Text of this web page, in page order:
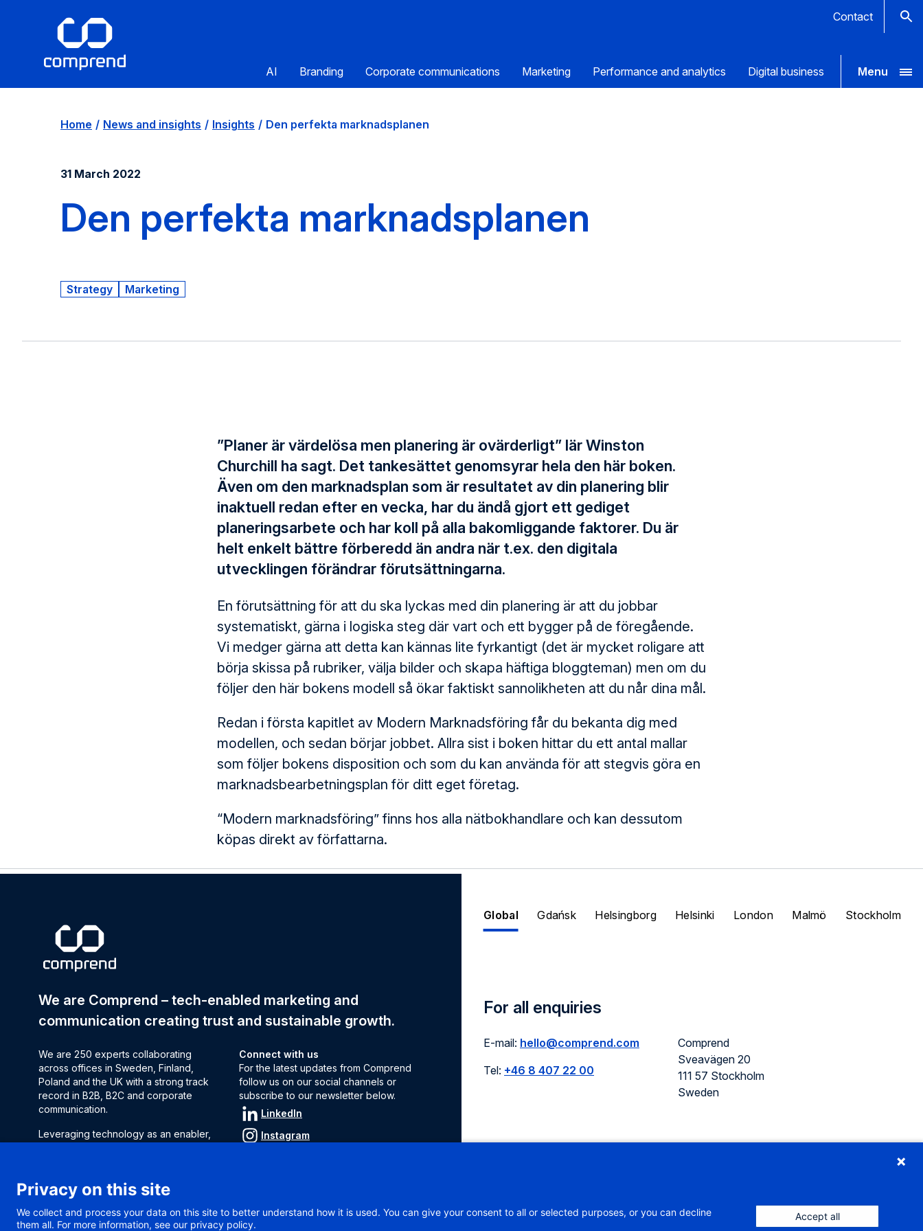
Menu
AI Branding Corporate communications Marketing Performance and analytics Digital business
Contact
Home News and insights Insights Den perfekta marknadsplanen
31 March 2022
Den perfekta marknadsplanen
Strategy Marketing
”Planer är värdelösa men planering är ovärderligt” lär Winston
Churchill ha sagt. Det tankesättet genomsyrar hela den här boken.
Även om den marknadsplan som är resultatet av din planering blir
inaktuell redan efter en vecka, har du ändå gjort ett gediget
planeringsarbete och har koll på alla bakomliggande faktorer. Du är
helt enkelt bättre förberedd än andra när t.ex. den digitala
utvecklingen förändrar förutsättningarna.
En förutsättning för att du ska lyckas med din planering är att du jobbar
systematiskt, gärna i logiska steg där vart och ett bygger på de föregående.
Vi medger gärna att detta kan kännas lite fyrkantigt (det är mycket roligare att
börja skissa på rubriker, välja bilder och skapa häftiga bloggteman) men om du
följer den här bokens modell så ökar faktiskt sannolikheten att du når dina mål.
Redan i första kapitlet av Modern Marknadsföring får du bekanta dig med
modellen, och sedan börjar jobbet. Allra sist i boken hittar du ett antal mallar
som följer bokens disposition och som du kan använda för att stegvis göra en
marknadsbearbetningsplan för ditt eget företag.
“Modern marknadsföring” finns hos alla nätbokhandlare och kan dessutom
köpas direkt av författarna.
We are Comprend – tech-enabled marketing and
communication creating trust and sustainable growth.
We are 250 experts collaborating
across offices in Sweden, Finland,
Poland and the UK with a strong track
record in B2B, B2C and corporate
communication.
Leveraging technology as an enabler,
We help clients make decisions, act fast
and measure results.
Connect with us
For the latest updates from Comprend
follow us on our social channels or
subscribe to our newsletter below.
LinkedIn
Instagram
Global Gdańsk Helsingborg Helsinki London Malmö Stockholm
For all enquiries
E-mail: hello@comprend.com
Tel: +46 8 407 22 00
Comprend
Sveavägen 20
111 57 Stockholm
Sweden
Privacy on this site
We collect and process your data on this site to better understand how it is used. You can give your consent to all or selected purposes, or you can decline
them all. For more information, see our privacy policy.
Accept all